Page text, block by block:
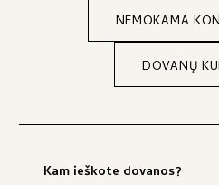
NEMOKAMA
DOVANŲ
Kam ieškote dovanos?